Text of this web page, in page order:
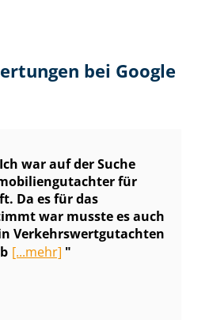
bei Google
war auf der Suche
für
Da es für das
war musste es auch
Ver­kehrs­wert­gut­ach­ten
[...mehr]